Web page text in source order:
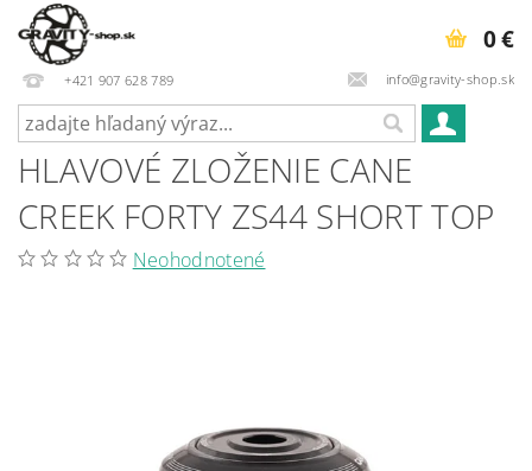
+421 907 628 789 info@gravity-shop.sk
0 €
HLAVOVÉ ZLOŽENIE CANE
CREEK FORTY ZS44 SHORT TOP
Neohodnotené